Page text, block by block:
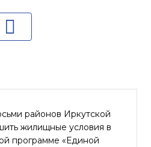
районов Иркутской
жилищные условия в
программе «Единой